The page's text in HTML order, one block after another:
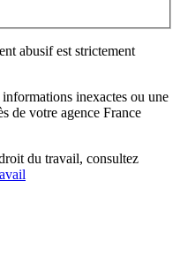
abusif est strictement
informations inexactes ou une
de votre agence France
du travail, consultez